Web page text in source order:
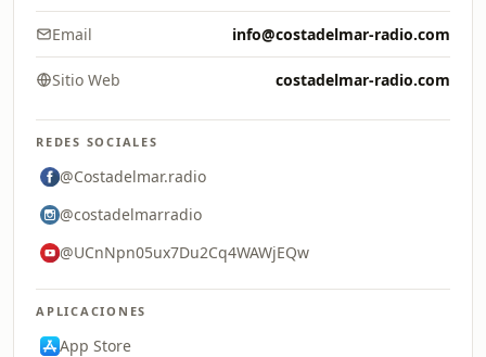
Email info@costadelmar-radio.com
Sitio Web costadelmar-radio.com
REDES SOCIALES
@Costadelmar.radio
@costadelmarradio
@UCnNpn05ux7Du2Cq4WAWjEQw
APLICACIONES
App Store